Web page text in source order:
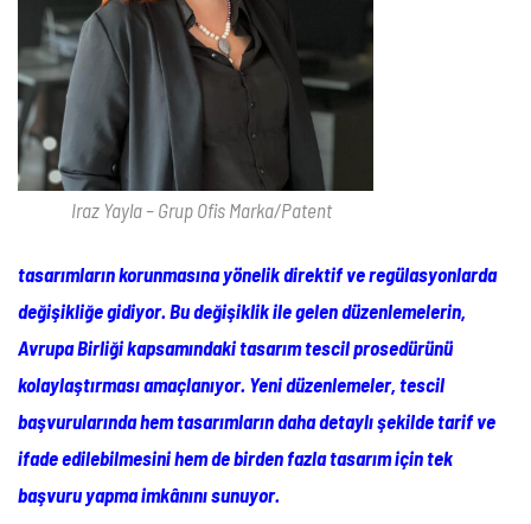
Iraz Yayla – Grup Ofis Marka/Patent
tasarımların korunmasına yönelik direktif ve regülasyonlarda
değişikliğe gidiyor. Bu değişiklik ile gelen düzenlemelerin,
Avrupa Birliği kapsamındaki tasarım tescil prosedürünü
kolaylaştırması amaçlanıyor. Yeni düzenlemeler, tescil
başvurularında hem tasarımların daha detaylı şekilde tarif ve
ifade edilebilmesini hem de birden fazla tasarım için tek
başvuru yapma imkânını sunuyor.